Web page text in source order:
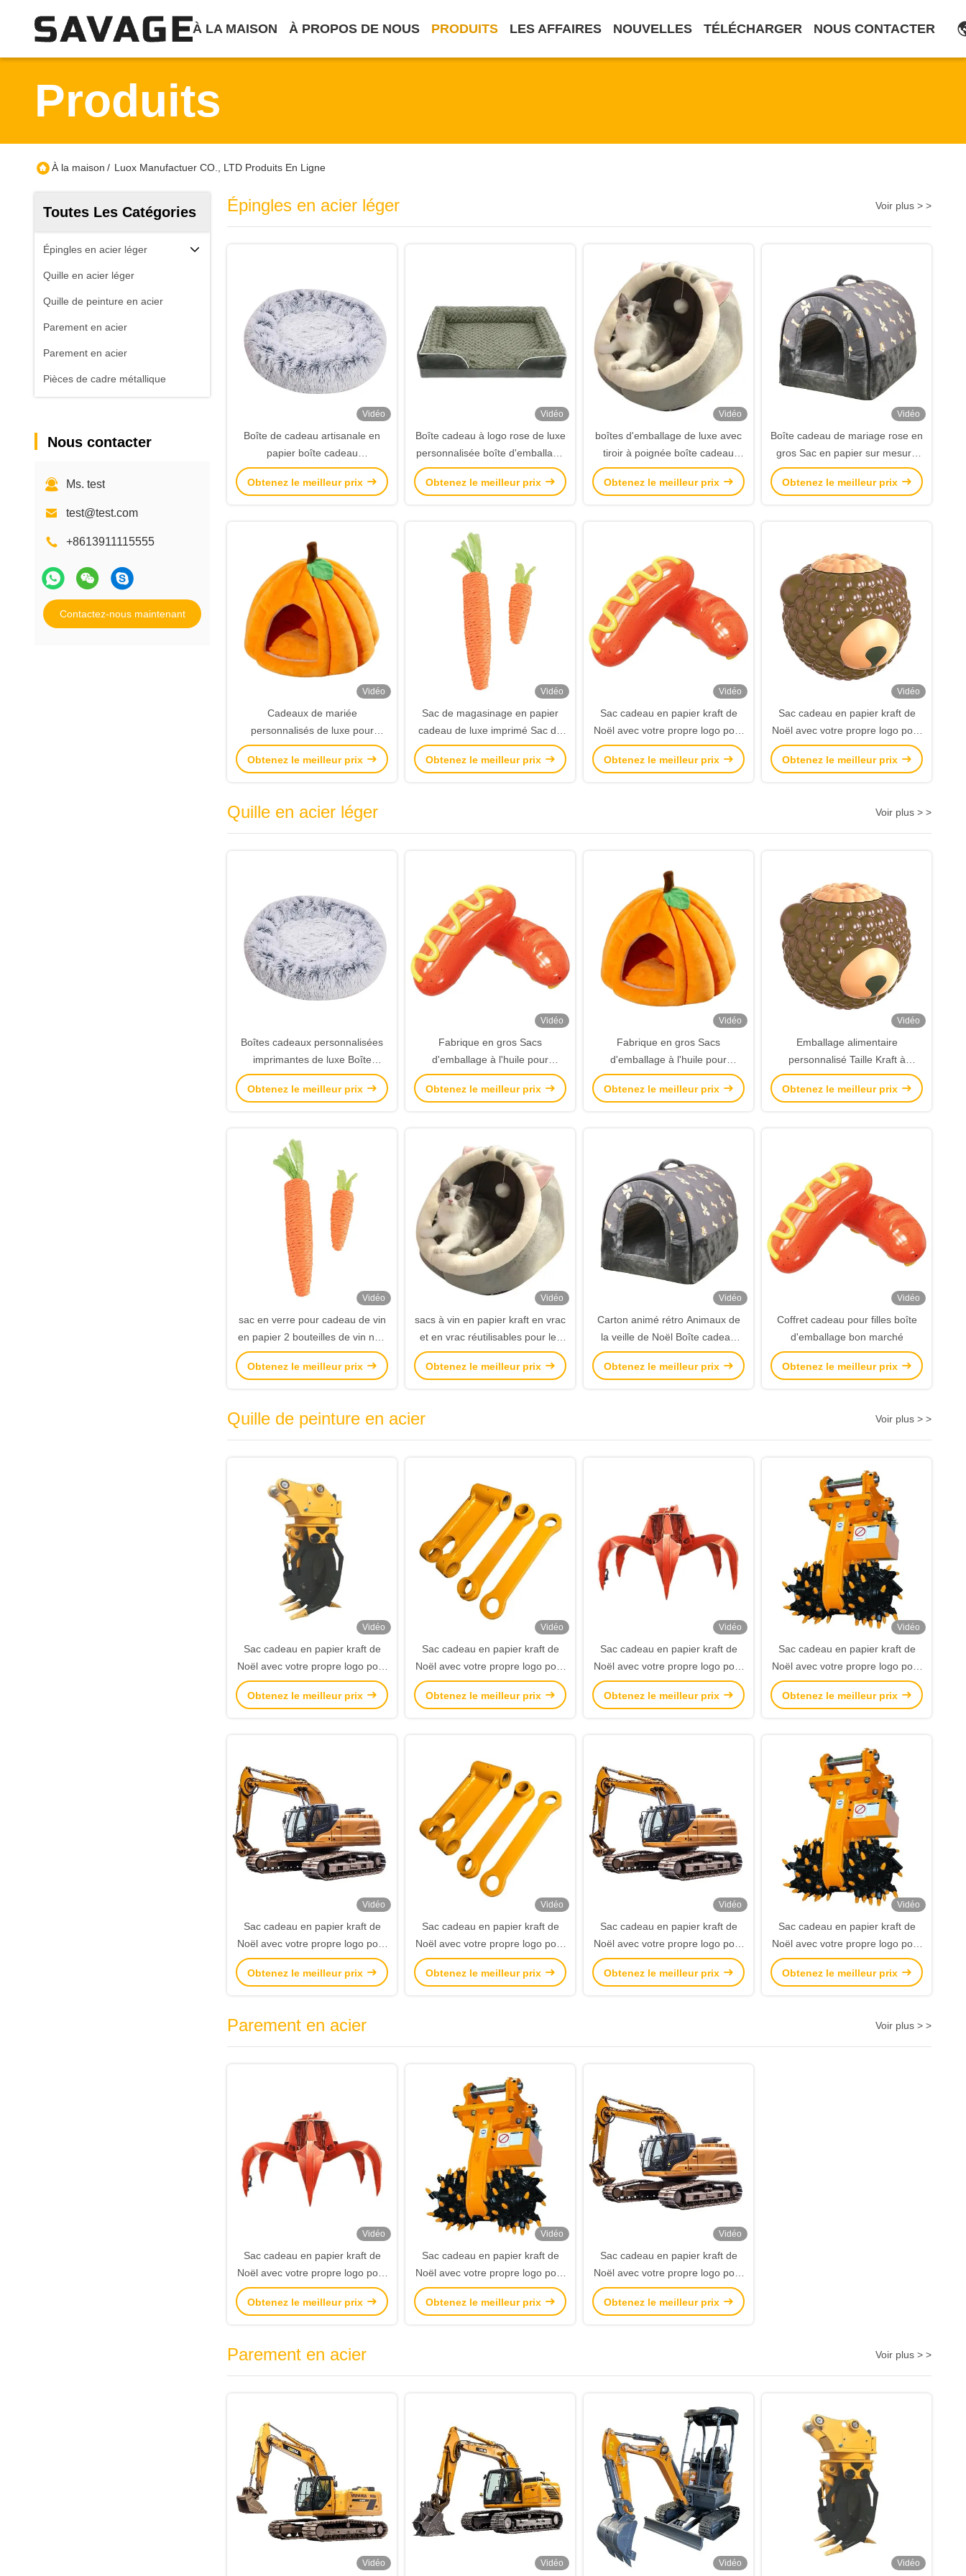
À LA MAISON À PROPOS DE NOUS PRODUITS LES AFFAIRES NOUVELLES TÉLÉCHARGER NOUS CONTACTER
Produits
À la maison / Luox Manufactuer CO., LTD Produits En Ligne
Toutes Les Catégories
Épingles en acier léger
Quille en acier léger
Quille de peinture en acier
Parement en acier
Parement en acier
Pièces de cadre métallique
Nous contacter
Ms. test
test@test.com
+8613911115555
Contactez-nous maintenant
Épingles en acier léger Voir plus > >
Vidéo
Boîte de cadeau artisanale en
papier boîte cadeau
d'anniversaire boîte de
cosmétiques boîte d'emballage
Obtenez le meilleur prix
Vidéo
Boîte cadeau à logo rose de luxe
personnalisée boîte d'emballage
sac à main boîte d'emballage
Obtenez le meilleur prix
Vidéo
boîtes d'emballage de luxe avec
tiroir à poignée boîte cadeau
boîte de cadeau luxuriante boîte
cadeau sur mesure en papier
Obtenez le meilleur prix
Vidéo
Boîte cadeau de mariage rose en
gros Sac en papier sur mesure
pour la fête d'anniversaire
Obtenez le meilleur prix
Vidéo
Cadeaux de mariée
personnalisés de luxe pour
invités bonbons indiens rouge
boîtes de mariage pour la
Obtenez le meilleur prix
Vidéo
Sac de magasinage en papier
cadeau de luxe imprimé Sac de
magasinage en papier
personnalisé avec logo
Obtenez le meilleur prix
Vidéo
Sac cadeau en papier kraft de
Noël avec votre propre logo pour
la fête de Noël
Obtenez le meilleur prix
Vidéo
Sac cadeau en papier kraft de
Noël avec votre propre logo pour
la fête de Noël
Obtenez le meilleur prix
Quille en acier léger Voir plus > >
Boîtes cadeaux personnalisées
imprimantes de luxe Boîte
cadeau en carton Emballage
bijoux Rose de la Saint-Valentin
Obtenez le meilleur prix
Vidéo
Fabrique en gros Sacs
d'emballage à l'huile pour
aliments Pain grillé à l'extérieur
du vendeur Sac de papier kraft
Obtenez le meilleur prix
Vidéo
Fabrique en gros Sacs
d'emballage à l'huile pour
aliments Pain grillé à l'extérieur
du vendeur Sac de papier kraft
Obtenez le meilleur prix
Vidéo
Emballage alimentaire
personnalisé Taille Kraft à
emporter Pain alimentaire Sac en
papier pour restaurant
Obtenez le meilleur prix
Vidéo
sac en verre pour cadeau de vin
en papier 2 bouteilles de vin noir
sac à main
Obtenez le meilleur prix
Vidéo
sacs à vin en papier kraft en vrac
et en vrac réutilisables pour les
bouteilles de vin
Obtenez le meilleur prix
Vidéo
Carton animé rétro Animaux de
la veille de Noël Boîte cadeau
pomme cadeau de Noël Petit
cadeau ornement Sac à main
Obtenez le meilleur prix
Vidéo
Coffret cadeau pour filles boîte
d'emballage bon marché
Obtenez le meilleur prix
Quille de peinture en acier Voir plus > >
Vidéo
Sac cadeau en papier kraft de
Noël avec votre propre logo pour
la fête de Noël
Obtenez le meilleur prix
Vidéo
Sac cadeau en papier kraft de
Noël avec votre propre logo pour
la fête de Noël
Obtenez le meilleur prix
Vidéo
Sac cadeau en papier kraft de
Noël avec votre propre logo pour
la fête de Noël
Obtenez le meilleur prix
Vidéo
Sac cadeau en papier kraft de
Noël avec votre propre logo pour
la fête de Noël
Obtenez le meilleur prix
Vidéo
Sac cadeau en papier kraft de
Noël avec votre propre logo pour
la fête de Noël
Obtenez le meilleur prix
Vidéo
Sac cadeau en papier kraft de
Noël avec votre propre logo pour
la fête de Noël
Obtenez le meilleur prix
Vidéo
Sac cadeau en papier kraft de
Noël avec votre propre logo pour
la fête de Noël
Obtenez le meilleur prix
Vidéo
Sac cadeau en papier kraft de
Noël avec votre propre logo pour
la fête de Noël
Obtenez le meilleur prix
Parement en acier Voir plus > >
Vidéo
Sac cadeau en papier kraft de
Noël avec votre propre logo pour
la fête de Noël
Obtenez le meilleur prix
Vidéo
Sac cadeau en papier kraft de
Noël avec votre propre logo pour
la fête de Noël
Obtenez le meilleur prix
Vidéo
Sac cadeau en papier kraft de
Noël avec votre propre logo pour
la fête de Noël
Obtenez le meilleur prix
Parement en acier Voir plus > >
Vidéo Vidéo Vidéo Vidéo